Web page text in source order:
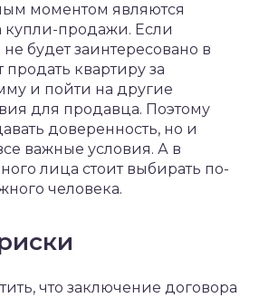
моментом являются
купли-продажи. Если
будет заинтересовано в
квартиру за
и пойти на другие
для продавца. Поэтому
доверенность, но и
важные условия. А в
лица стоит выбирать по-
человека.
что заключение договора